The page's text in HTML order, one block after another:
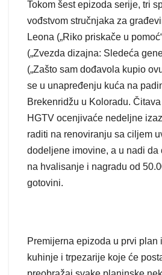
Tokom šest epizoda serije, tri
vođstvom stručnjaka za
Leona („Riko priskače u
(„Zvezda dizajna: Sledeća
(„Zašto sam dođavola kupio
se u unapređenju kuća na
Brekenridžu u Koloradu.
HGTV ocenjivaće nedeljne
raditi na renoviranju sa ciljem
dodeljene imovine, a u nadi da
na hvalisanje i nagradu od
gotovini.
Premijerna epizoda u prvi plan
kuhinje i trpezarije koje će